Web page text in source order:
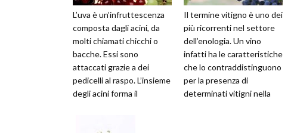
L’uva è un’infruttescenza
composta dagli acini, da
molti chiamati chicchi o
bacche. Essi sono
attaccati grazie a dei
pedicelli al raspo. L’insieme
degli acini forma il
Il termine vitigno è uno dei
più ricorrenti nel settore
dell’enologia. Un vino
infatti ha le caratteristiche
che lo contraddistinguono
per la presenza di
determinati vitigni nella